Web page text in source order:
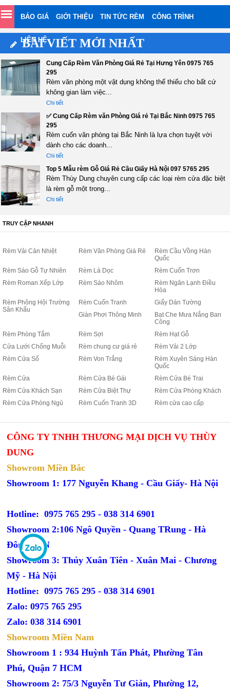
BÁO GIÁ GIỚI THIỆU TIN TỨC RÈM CÔNG TRÌNH
LIÊN HỆ
BÀI VIẾT MỚI NHẤT
Cung Cấp Rèm Văn Phòng Giá Rẻ Tại Hưng Yên 0975 765
295
Rèm văn phòng một vật dụng không thể thiếu cho bất cứ
không gian làm việc...
Chi tiết
✅ Cung Cấp Rèm văn Phòng Giá rẻ Tại Bắc Ninh 0975 765
295
Rèm cuốn văn phòng tại Bắc Ninh là lựa chọn tuyệt vời
dành cho các doanh...
Chi tiết
Top 5 Mẫu rèm Gỗ Giá Rẻ Cầu Giấy Hà Nội 097 5765 295
Rèm Thùy Dung chuyên cung cấp các loại rèm cửa đặc biệt
là rèm gỗ một trong...
Chi tiết
TRUY CẬP NHANH
Rèm Vải Cản Nhiệt Rèm Văn Phòng Giá Rẻ
Rèm Cầu Vồng Hàn
Quốc
Rèm Sáo Gỗ Tự Nhiên
Rèm Lá Dọc
Rèm Cuốn Trơn
Rèm Roman Xếp Lớp
Rèm Sáo Nhôm
Rèm Ngăn Lạnh Điều
Hòa
Rèm Phông Hội Trường
Sân Khấu
Rèm Cuốn Tranh
Giấy Dán Tường
Giàn Phơi Thông Minh
Bạt Che Mưa Nắng Ban
Công
Rèm Phòng Tắm
Rèm Sợi
Rèm Hạt Gỗ
Cửa Lưới Chống Muỗi
Rèm chung cư giá rẻ
Rèm Vải 2 Lớp
Rèm Cửa Sổ
Rèm Von Trắng
Rèm Xuyên Sáng Hàn
Quốc
Rèm Cửa
Rèm Cửa Bé Gái
Rèm Cửa Bé Trai
Rèm Cửa Khách Sạn
Rèm Cửa Biệt Thự
Rèm Cửa Phòng Khách
Rèm Cửa Phòng Ngủ
Rèm Cuốn Tranh 3D Rèm cửa cao cấp
CÔNG TY TNHH THƯƠNG MẠI DỊCH VỤ THÙY
DUNG
Showrom Miền Bắc
Showroom 1: 177 Nguyễn Khang - Cầu Giấy- Hà Nội
Hotline: 0975 765 295 -038 314 6901
Showroom 2:106 Ngô Quyền - Quang TRung - Hà
Đông - HN
Showroom 3: Thủy Xuân Tiên - Xuân Mai - Chương
Mỹ - Hà Nội
Hotline: 0975 765 295 -038 314 6901
Zalo: 0975 765 295
Zalo: 038 314 6901
Showroom Miền Nam
Showroom 1 : 934 Huỳnh Tấn Phát, Phường Tân
Phú, Quận 7 HCM
Showroom 2: 75/3 Nguyễn Tư Giản, Phường 12,